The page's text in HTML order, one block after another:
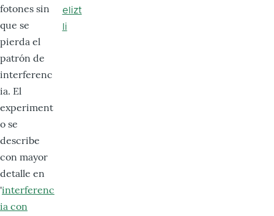
fotones sin
que se
pierda el
patrón de
interferenc
ia. El
experiment
o se
describe
con mayor
detalle en
'interferenc
ia con
elizt
li